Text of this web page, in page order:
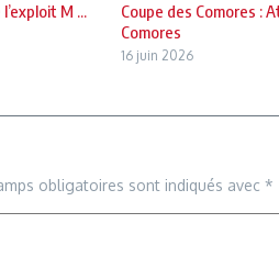
M ...
Coupe des Comores :
Comores
16 juin 2026
obligatoires sont indiqués avec *